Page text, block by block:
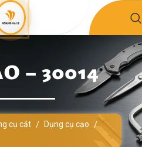
– 30014
cụ cắt / Dụng cụ cạo /